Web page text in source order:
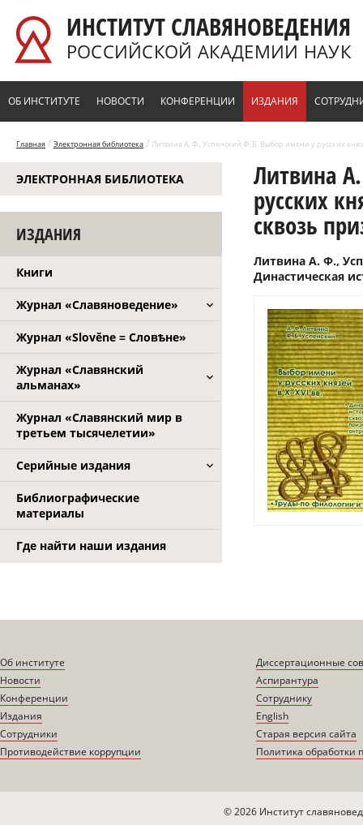
ИНСТИТУТ СЛАВЯНОВЕДЕНИЯ
РОССИЙСКОЙ АКАДЕМИИ НАУК
ОБ ИНСТИТУТЕ НОВОСТИ КОНФЕРЕНЦИИ ИЗДАНИЯ
Главная / Электронная библиотека / Литвина А. Ф., Успенский Ф. Б. Выбор имени у русских
ЭЛЕКТРОННАЯ БИБЛИОТЕКА
ИЗДАНИЯ
Книги
Журнал «Славяноведение»
Журнал «Slověne = Словѣне»
Журнал «Славянский
альманах»
Журнал «Славянский мир в
третьем тысячелетии»
Серийные издания
Библиографические
материалы
Где найти наши издания
Литвина
русских
сквозь
Литвина А. Ф.,
Династическая
Об институте
Новости
Конференции
Издания
Сотрудники
Противодействие коррупции
Диссертационные
Аспирантура
Сотруднику
English
Старая версия сайта
Политика обработки
© 2026 Институт